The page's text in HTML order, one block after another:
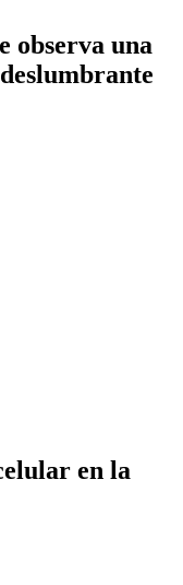
observa una
en la